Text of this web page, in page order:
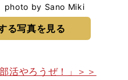
photo by Sano Miki
る写真を見る
活やろうぜ！」＞＞